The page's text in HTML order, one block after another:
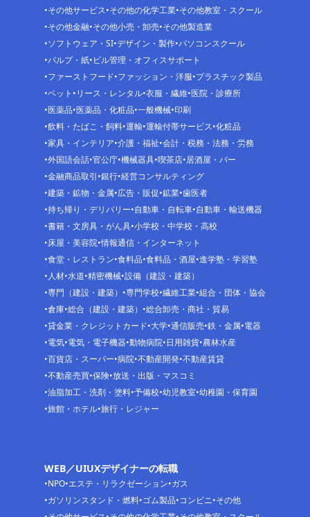
その他サービス その他の化学工業 その他教室・スクール
その他金融 その他小売・卸売 その他製造業
ソフトウェア・SI デザイン・製作 パソコンスクール
パルプ・紙 ビル管理・オフィスサポート
ファーストフード ファッション・洋服 プラスチック製品
ペット リース・レンタル 衣服・繊維 医院・診療所
医薬品 医薬品・化粧品 一般機械 印刷
飲料・たばこ・飼料 運輸 運輸付帯サービス 化粧品
家具・インテリア 介護・福祉 会計・税務・法務・労務
外国語会話 官公庁 機械器具 喫茶店 居酒屋・バー
金融商品取引 銀行 経営コンサルティング
建築・鉱物・金属 広告・販促 鉱業 歯医者
持ち帰り・デリバリー 自動車・自転車 自動車・輸送機器
書籍・文房具・がん具 小学校・中学校・高校
床屋・美容院 情報通信・インターネット
食堂・レストラン 食料品 食料品・酒屋 進学塾・学習塾
人材 水道 精密機械 設備（建設・建築）
専門（建設・建築）
専門学校 繊維工業 組合・団体・協会
倉庫 総合（建設・建築）
総合卸売・商社・貿易
貸金業・クレジットカード 大学 通信販売 鉄・金属 電器
電気 電気・電子機器 動物病院 日用雑貨 農林水産
百貨店・スーパー 病院 不動産開発 不動産賃貸
不動産売買 保険 放送・出版・マスコミ
油脂加工・洗剤・塗料 予備校 幼児教室 幼稚園・保育園
旅館・ホテル 旅行・レジャー
WEB／UIUXデザイナーの転職
NPO エステ・リラクゼーション ガス
ガソリンスタンド・燃料 ゴム製品 コンビニ その他